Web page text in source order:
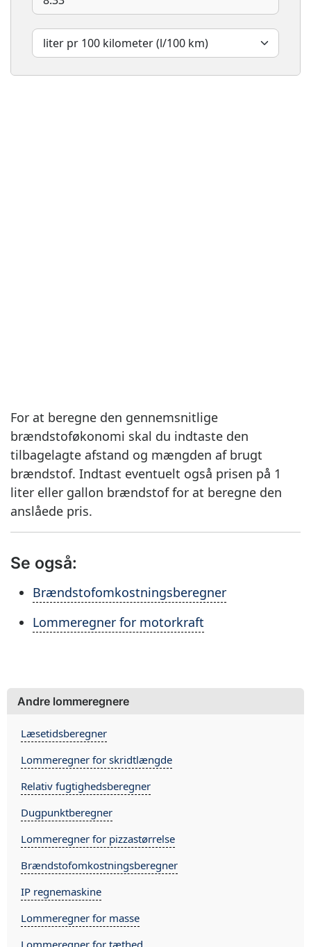
For at beregne den gennemsnitlige
brændstoføkonomi skal du indtaste den
tilbagelagte afstand og mængden af ​​brugt
brændstof. Indtast eventuelt også prisen på 1
liter eller gallon brændstof for at beregne den
anslåede pris.
Se også:
Brændstofomkostningsberegner
Lommeregner for motorkraft
Andre lommeregnere
Læsetidsberegner
Lommeregner for skridtlængde
Relativ fugtighedsberegner
Dugpunktberegner
Lommeregner for pizzastørrelse
Brændstofomkostningsberegner
IP regnemaskine
Lommeregner for masse
Lommeregner for tæthed